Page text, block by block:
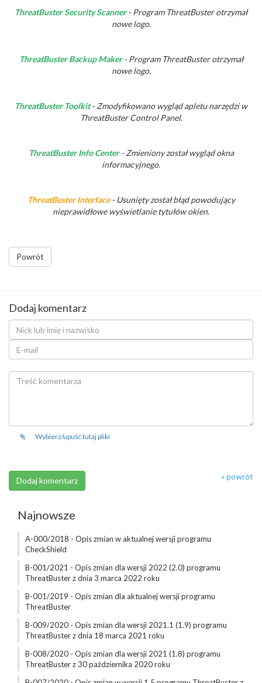
ThreatBuster Security Scanner - Program ThreatBuster otrzymał
nowe logo.
ThreatBuster Backup Maker - Program ThreatBuster otrzymał
nowe logo.
ThreatBuster Toolkit - Zmodyfikowano wygląd apletu narzędzi w
ThreatBuster Control Panel.
ThreatBuster Info Center - Zmieniony został wygląd okna
informacyjnego.
ThreatBuster Interface - Usunięty został błąd powodujący
nieprawidłowe wyświetlanie tytułów okien.
Powrót
Dodaj komentarz
Wybierz/upuść tutaj pliki
« powrót
Najnowsze
A-000/2018 - Opis zmian w aktualnej wersji programu
CheckShield
B-001/2021 - Opis zmian dla wersji 2022 (2.0) programu
ThreatBuster z dnia 3 marca 2022 roku
B-001/2019 - Opis zmian dla aktualnej wersji programu
ThreatBuster
B-009/2020 - Opis zmian dla wersji 2021.1 (1.9) programu
ThreatBuster z dnia 18 marca 2021 roku
B-008/2020 - Opis zmian dla wersji 2021 (1.8) programu
ThreatBuster z 30 października 2020 roku